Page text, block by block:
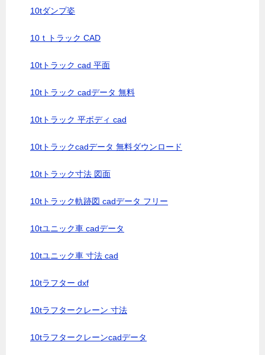
10tダンプ姿
10ｔトラック CAD
10tトラック cad 平面
10tトラック cadデータ 無料
10tトラック 平ボディ cad
10tトラックcadデータ 無料ダウンロード
10tトラック寸法 図面
10tトラック軌跡図 cadデータ フリー
10tユニック車 cadデータ
10tユニック車 寸法 cad
10tラフター dxf
10tラフタークレーン 寸法
10tラフタークレーンcadデータ